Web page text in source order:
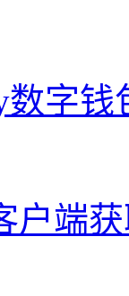
数字
户端